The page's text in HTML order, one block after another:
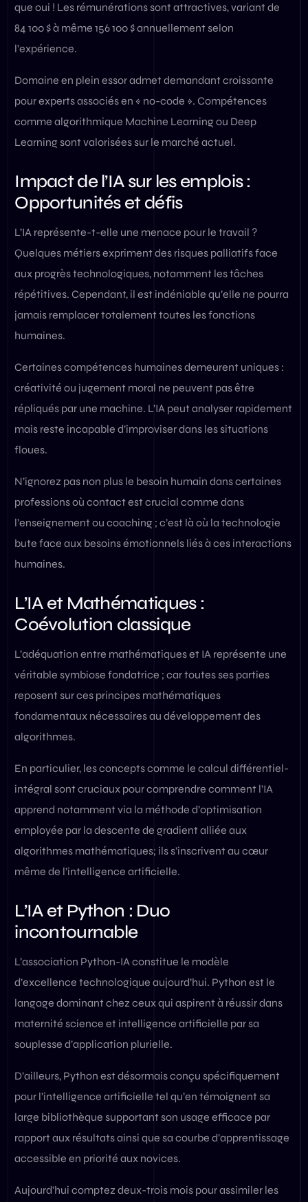
que oui ! Les rémunérations sont attractives, variant de
84 100 $ à même 156 100 $ annuellement selon
l’expérience.
Domaine en plein essor admet demandant croissante
pour experts associés en « no-code ». Compétences
comme algorithmique Machine Learning ou Deep
Learning sont valorisées sur le marché actuel.
Impact de l’IA sur les emplois :
Opportunités et défis
L’IA représente-t-elle une menace pour le travail ?
Quelques métiers expriment des risques palliatifs face
aux progrès technologiques, notamment les tâches
répétitives. Cependant, il est indéniable qu’elle ne pourra
jamais remplacer totalement toutes les fonctions
humaines.
Certaines compétences humaines demeurent uniques :
créativité ou jugement moral ne peuvent pas être
répliqués par une machine. L’IA peut analyser rapidement
mais reste incapable d’improviser dans les situations
floues.
N’ignorez pas non plus le besoin humain dans certaines
professions où contact est crucial comme dans
l’enseignement ou coaching ; c’est là où la technologie
bute face aux besoins émotionnels liés à ces interactions
humaines.
L’IA et Mathématiques :
Coévolution classique
L’adéquation entre mathématiques et IA représente une
véritable symbiose fondatrice ; car toutes ses parties
reposent sur ces principes mathématiques
fondamentaux nécessaires au développement des
algorithmes.
En particulier, les concepts comme le calcul différentiel-
intégral sont cruciaux pour comprendre comment l’IA
apprend notamment via la méthode d’optimisation
employée par la descente de gradient alliée aux
algorithmes mathématiques; ils s’inscrivent au cœur
même de l’intelligence artificielle.
L’IA et Python : Duo
incontournable
L’association Python-IA constitue le modèle
d’excellence technologique aujourd’hui. Python est le
langage dominant chez ceux qui aspirent à réussir dans
maternité science et intelligence artificielle par sa
souplesse d’application plurielle.
D’ailleurs, Python est désormais conçu spécifiquement
pour l’intelligence artificielle tel qu’en témoignent sa
large bibliothèque supportant son usage efficace par
rapport aux résultats ainsi que sa courbe d’apprentissage
accessible en priorité aux novices.
Aujourd’hui comptez deux-trois mois pour assimiler les